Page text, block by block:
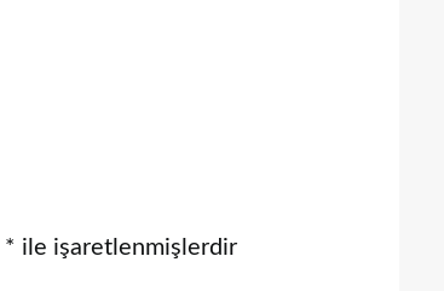
* ile işaretlenmişlerdir